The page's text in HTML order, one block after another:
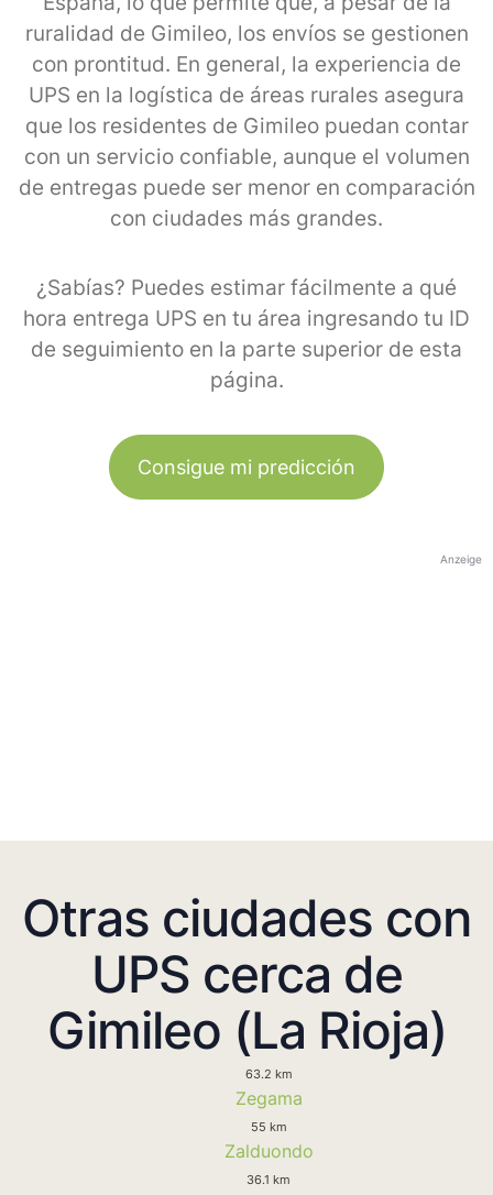
ruralidad de Gimileo, los envíos se gestionen
con prontitud. En general, la experiencia de
UPS en la logística de áreas rurales asegura
que los residentes de Gimileo puedan contar
con un servicio confiable, aunque el volumen
de entregas puede ser menor en comparación
con ciudades más grandes.
¿Sabías? Puedes estimar fácilmente a qué
hora entrega UPS en tu área ingresando tu ID
de seguimiento en la parte superior de esta
página.
Consigue mi predicción
Anzeige
Otras ciudades con
UPS cerca de
Gimileo (La Rioja)
63.2 km
Zegama
55 km
Zalduondo
36.1 km